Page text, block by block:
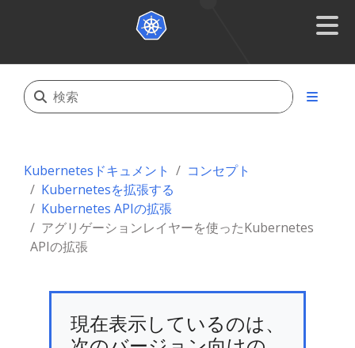
Kubernetesドキュメント
コンセプト
Kubernetesを拡張する
Kubernetes APIの拡張
アグリゲーションレイヤーを使ったKubernetes
APIの拡張
現在表示しているのは、